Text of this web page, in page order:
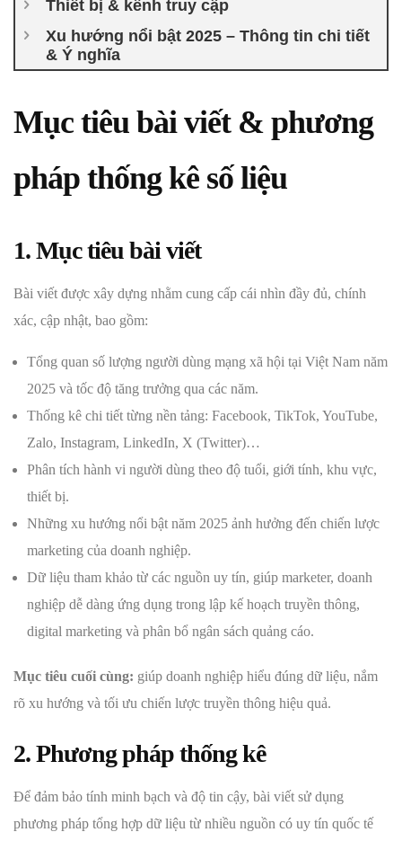
Thiết bị & kênh truy cập
Xu hướng nổi bật 2025 – Thông tin chi tiết
& Ý nghĩa
Mục tiêu bài viết & phương
pháp thống kê số liệu
1. Mục tiêu bài viết
Bài viết được xây dựng nhằm cung cấp cái nhìn đầy đủ, chính
xác, cập nhật, bao gồm:
Tổng quan số lượng người dùng mạng xã hội tại Việt Nam năm
2025 và tốc độ tăng trưởng qua các năm.
Thống kê chi tiết từng nền tảng: Facebook, TikTok, YouTube,
Zalo, Instagram, LinkedIn, X (Twitter)…
Phân tích hành vi người dùng theo độ tuổi, giới tính, khu vực,
thiết bị.
Những xu hướng nổi bật năm 2025 ảnh hưởng đến chiến lược
marketing của doanh nghiệp.
Dữ liệu tham khảo từ các nguồn uy tín, giúp marketer, doanh
nghiệp dễ dàng ứng dụng trong lập kế hoạch truyền thông,
digital marketing và phân bổ ngân sách quảng cáo.
Mục tiêu cuối cùng: giúp doanh nghiệp hiểu đúng dữ liệu, nắm
rõ xu hướng và tối ưu chiến lược truyền thông hiệu quả.
2. Phương pháp thống kê
Để đảm bảo tính minh bạch và độ tin cậy, bài viết sử dụng
phương pháp tổng hợp dữ liệu từ nhiều nguồn có uy tín quốc tế